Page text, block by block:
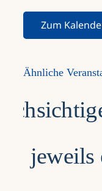
Zum
Ähnliche